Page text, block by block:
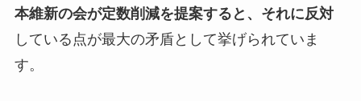
本維新の会が定数削減を提案すると、それに反対
している点が最大の矛盾として挙げられていま
す。